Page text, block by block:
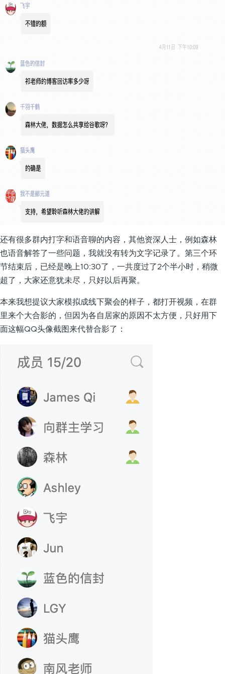
还有很多群内打字和语音聊的内容，其他资深人士，例如森林
也语音解答了一些问题，我就没有转为文字记录了。第三个环
节结束后，已经是晚上10:30了，一共度过了2个半小时，稍微
超了，大家还意犹未尽，只好以后再聚。
本来我想提议大家模拟成线下聚会的样子，都打开视频，在群
里来个大合影的，但因为各自居家的原因不太方便，只好用下
面这幅QQ头像截图来代替合影了：